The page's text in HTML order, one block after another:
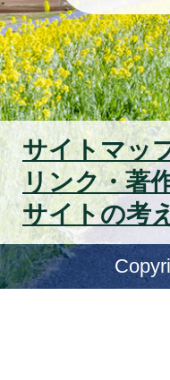
サイトマッ
リンク・著
サイトの考